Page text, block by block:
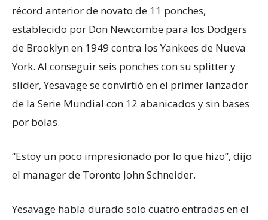
récord anterior de novato de 11 ponches,
establecido por Don Newcombe para los Dodgers
de Brooklyn en 1949 contra los Yankees de Nueva
York. Al conseguir seis ponches con su splitter y
slider, Yesavage se convirtió en el primer lanzador
de la Serie Mundial con 12 abanicados y sin bases
por bolas.
“Estoy un poco impresionado por lo que hizo”, dijo
el manager de Toronto John Schneider.
Yesavage había durado solo cuatro entradas en el